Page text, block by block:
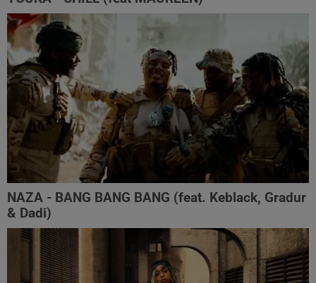
NAZA - BANG BANG BANG (feat. Keblack, Gradur
& Dadi)